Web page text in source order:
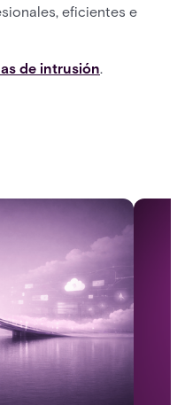
eficientes e
de intrusión.